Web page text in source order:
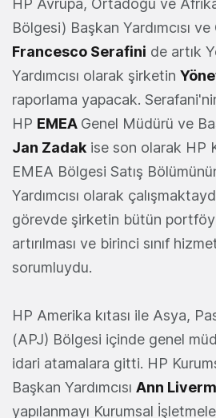
HP Avrupa, Ortadoğu ve
Bölgesi) Başkan Yardımcısı
Francesco Serafini de artık
Yardımcısı olarak şirketin
raporlama yapacak.
HP EMEA Genel Müdürü ve
Jan Zadak ise son olarak HP
EMEA Bölgesi Satış
Yardımcısı olarak
görevde şirketin bütün
artırılması ve birinci sınıf
sorumluydu.
HP Amerika kıtası ile Asya,
(APJ) Bölgesi içinde genel
idari atamalara gitti. HP
Başkan Yardımcısı Ann
yapılanmayı Kurumsal